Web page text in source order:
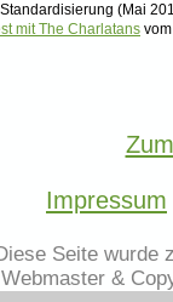
(Mai
mit The Charlatans
Impressum
Seite wurde
Webmaster &